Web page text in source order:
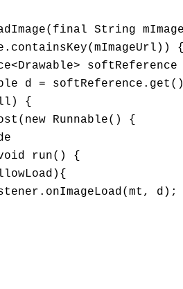
String
d =
{
Runnable() {
run() {
d);